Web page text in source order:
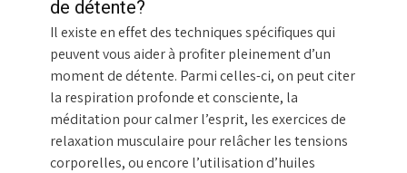
de détente?
Il existe en effet des techniques spécifiques qui
peuvent vous aider à profiter pleinement d’un
moment de détente. Parmi celles-ci, on peut citer
la respiration profonde et consciente, la
méditation pour calmer l’esprit, les exercices de
relaxation musculaire pour relâcher les tensions
corporelles, ou encore l’utilisation d’huiles